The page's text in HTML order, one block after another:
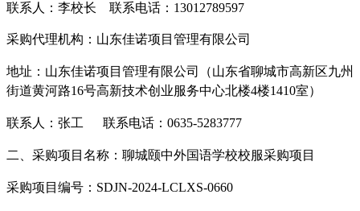
联系人：李校长 联系电话： 13012789597
采购代理机构： 山东佳诺项目管理有限公司
地址： 山东佳诺项目管理有限公司（山东省聊城市高新区九州
街道黄河路16号高新技术创业服务中心北楼4楼1410室）
联系人： 张工 联系电话： 0635-5283777
二、采购项目名称： 聊城颐中外国语学校校服采购项目
采购项目编号： SDJN-2024-LCLXS-0660